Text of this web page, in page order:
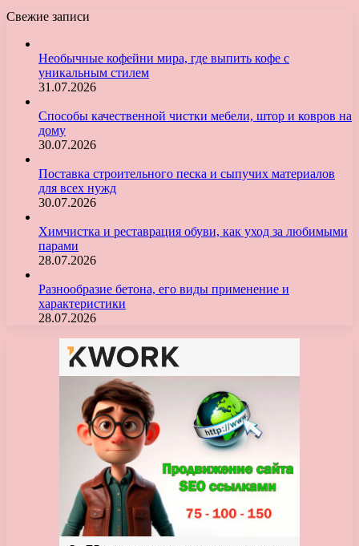
Свежие записи
Необычные кофейни мира, где выпить кофе с
уникальным стилем
31.07.2026
Способы качественной чистки мебели, штор и ковров на
дому
30.07.2026
Поставка строительного песка и сыпучих материалов
для всех нужд
30.07.2026
Химчистка и реставрация обуви, как уход за любимыми
парами
28.07.2026
Разнообразие бетона, его виды применение и
характеристики
28.07.2026